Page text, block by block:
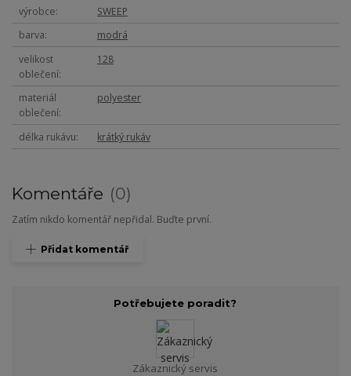
výrobce
SWEEP
barva
modrá
velikost
oblečení
128
materiál
oblečení
polyester
délka rukávu krátký rukáv
Komentáře 0
Zatím nikdo komentář nepřidal. Buďte první.
Přidat komentář
Potřebujete poradit?
Zákaznický servis